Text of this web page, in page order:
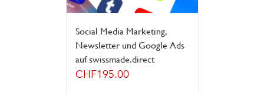
Social Media Marketing,
Newsletter und Google Ads
auf swissmade.direct
CHF195.00